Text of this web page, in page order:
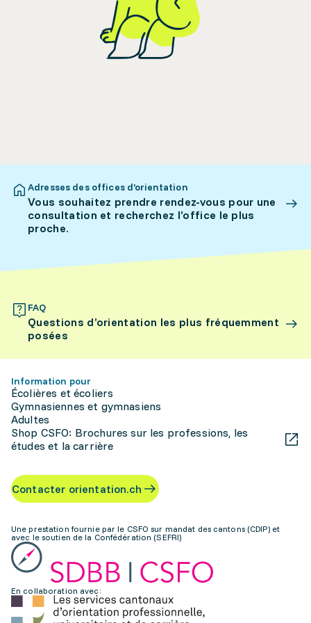
Adresses des offices d’orientation
Vous souhaitez prendre rendez-vous pour une
consultation et recherchez l’office le plus
proche.
FAQ
Questions d’orientation les plus fréquemment
posées
Information pour
Écolières et écoliers
Gymnasiennes et gymnasiens
Adultes
Shop CSFO: Brochures sur les professions, les
études et la carrière
Contacter orientation.ch
Une prestation fournie par le CSFO sur mandat des cantons (CDIP) et
avec le soutien de la Confédération (SEFRI)
En collaboration avec: